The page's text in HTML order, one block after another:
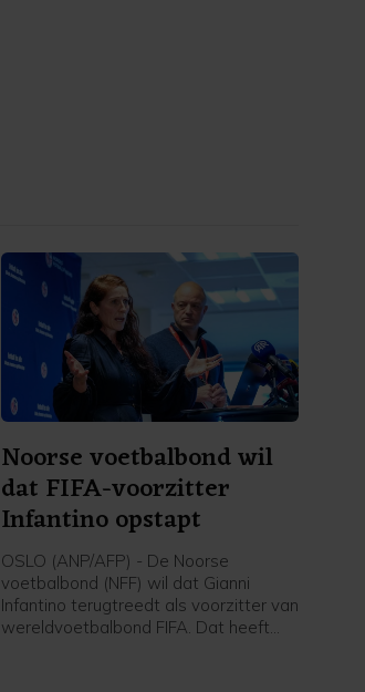
Noorse voetbalbond wil
dat FIFA-voorzitter
Infantino opstapt
OSLO (ANP/AFP) - De Noorse
voetbalbond (NFF) wil dat Gianni
Infantino terugtreedt als voorzitter van
wereldvoetbalbond FIFA. Dat heeft